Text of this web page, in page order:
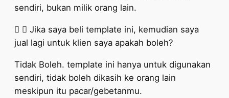
sendiri, bukan milik orang lain.
Jika saya beli template ini, kemudian saya
jual lagi untuk klien saya apakah boleh?
Tidak Boleh. template ini hanya untuk digunakan
sendiri, tidak boleh dikasih ke orang lain
meskipun itu pacar/gebetanmu.